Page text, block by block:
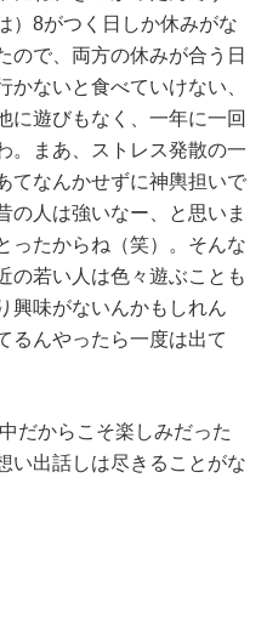
）8がつく日しか休みがな
ので、両方の休みが合う日
ないと食べていけない、
に遊びもなく、一年に一回
。まあ、ストレス発散の一
てなんかせずに神輿担いで
の人は強いなー、と思いま
ったからね（笑）。そんな
の若い人は色々遊ぶことも
興味がないんかもしれん
るんやったら一度は出て
だからこそ楽しみだった
い出話しは尽きることがな